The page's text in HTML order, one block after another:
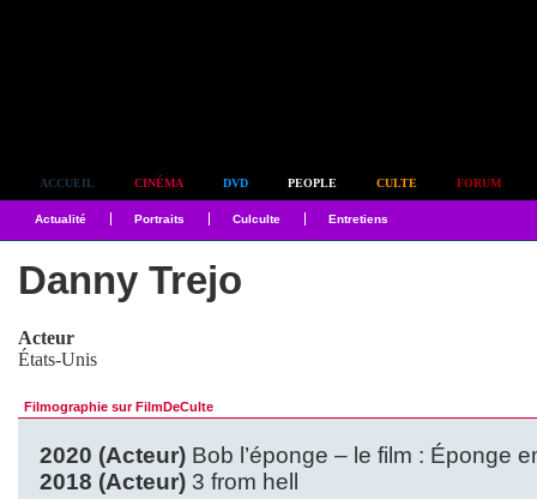
ACCUEIL CINÉMA DVD PEOPLE CULTE FORUM
Actualité Portraits Culculte Entretiens
Danny Trejo
Acteur
États-Unis
Filmographie sur FilmDeCulte
2020 (Acteur) Bob l’éponge – le film : Éponge
2018 (Acteur) 3 from hell